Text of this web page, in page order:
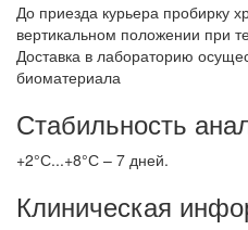
До приезда курьера пробирку
вертикальном положении при
Доставка в лабораторию
биоматериала
Стабильность
+2°С...+8°С – 7 дней.
Клиническая